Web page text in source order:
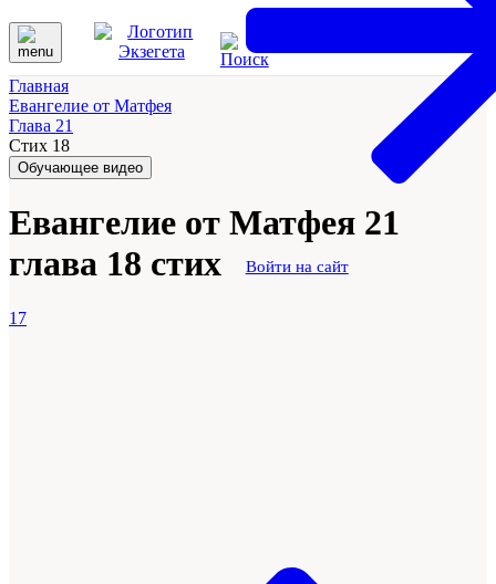
Войти на сайт
Главная
Евангелие от Матфея
Глава 21
Стих 18
Обучающее видео
Евангелие от Матфея 21
глава 18 стих
17